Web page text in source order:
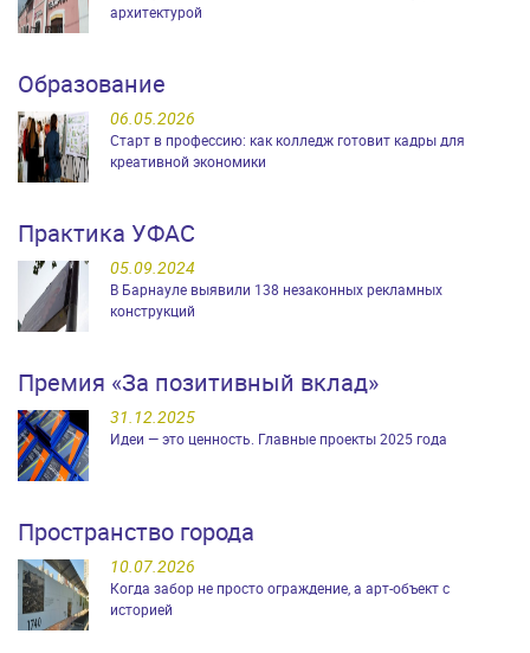
архитектурой
Образование
06.05.2026
Старт в профессию: как колледж готовит кадры для
креативной экономики
Практика УФАС
05.09.2024
В Барнауле выявили 138 незаконных рекламных
конструкций
Премия «За позитивный вклад»
31.12.2025
Идеи — это ценность. Главные проекты 2025 года
Пространство города
10.07.2026
Когда забор не просто ограждение, а арт-объект с
историей